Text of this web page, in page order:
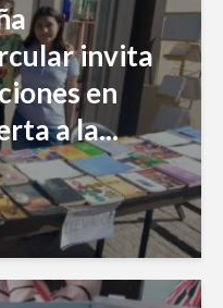
invita
en
a la...